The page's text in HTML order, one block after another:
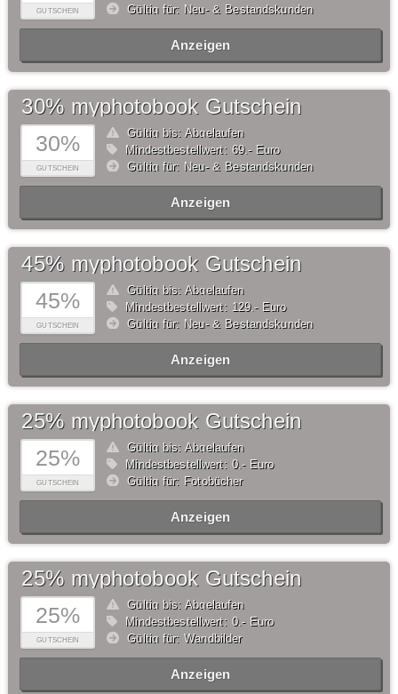
GUTSCHEIN
Gültig für: Neu- & Bestandskunden
Anzeigen
30%
GUTSCHEIN
30% myphotobook Gutschein
Gültig bis: Abgelaufen
Mindestbestellwert: 69,- Euro
Gültig für: Neu- & Bestandskunden
Anzeigen
45%
GUTSCHEIN
45% myphotobook Gutschein
Gültig bis: Abgelaufen
Mindestbestellwert: 129,- Euro
Gültig für: Neu- & Bestandskunden
Anzeigen
25%
GUTSCHEIN
25% myphotobook Gutschein
Gültig bis: Abgelaufen
Mindestbestellwert: 0,- Euro
Gültig für: Fotobücher
Anzeigen
25%
GUTSCHEIN
25% myphotobook Gutschein
Gültig bis: Abgelaufen
Mindestbestellwert: 0,- Euro
Gültig für: Wandbilder
Anzeigen